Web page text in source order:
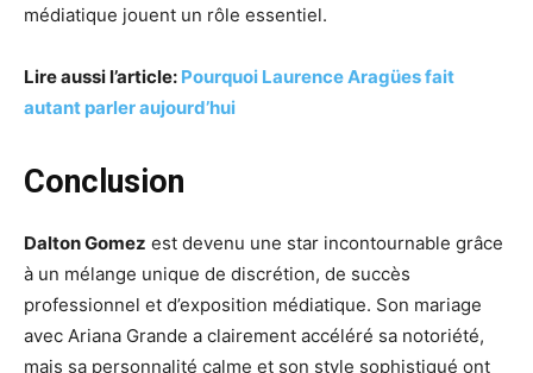
médiatique jouent un rôle essentiel.
Lire aussi l’article: Pourquoi Laurence Aragües fait
autant parler aujourd’hui
Conclusion
Dalton Gomez est devenu une star incontournable grâce
à un mélange unique de discrétion, de succès
professionnel et d’exposition médiatique. Son mariage
avec Ariana Grande a clairement accéléré sa notoriété,
mais sa personnalité calme et son style sophistiqué ont